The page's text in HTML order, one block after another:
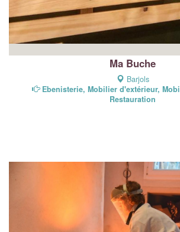
Ma Buche
Barjols
Ebenisterie, Mobilier d'extérieur,
Restauration